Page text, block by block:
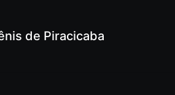
de Piracicaba